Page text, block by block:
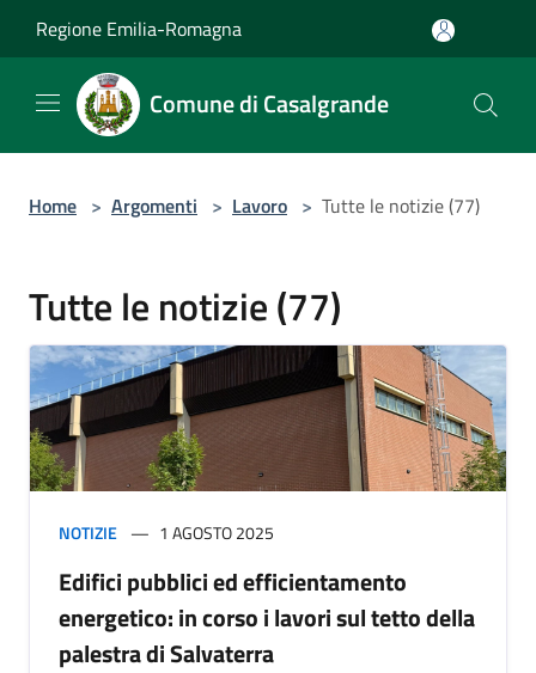
Regione Emilia-Romagna
Comune di Casalgrande
Home > Argomenti > Lavoro > Tutte le notizie (77)
Tutte le notizie (77)
NOTIZIE 1 AGOSTO 2025
Edifici pubblici ed efficientamento
energetico: in corso i lavori sul tetto della
palestra di Salvaterra